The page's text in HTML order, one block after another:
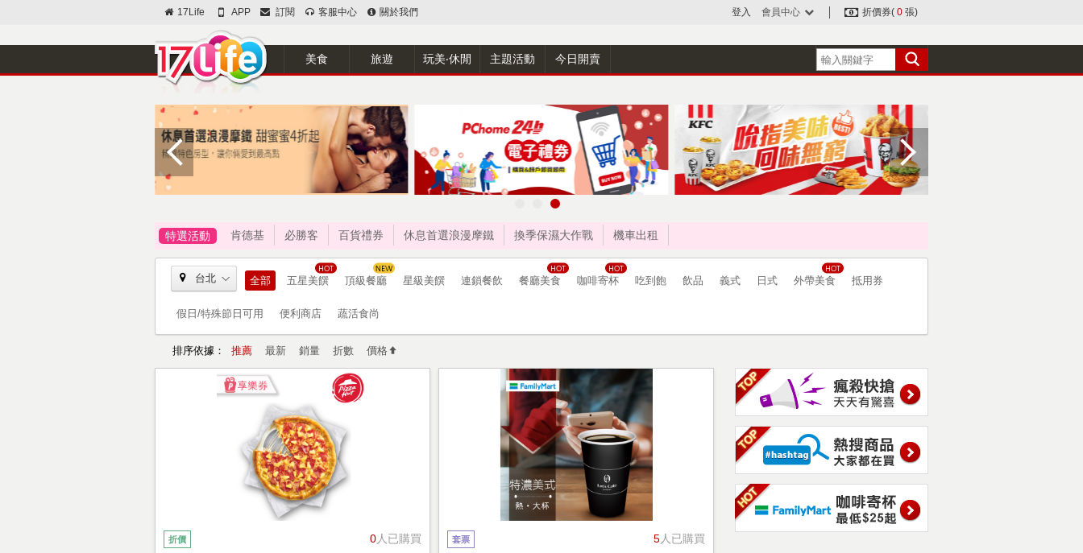
17Life APP 訂閱 客服中心 關於我們 登入 會員中心 折價券( 0 張)
美食 旅遊 玩美‧休閒 主題活動 今日開賣
特選活動 肯德基 必勝客 百貨禮券 休息首選浪漫摩鐵 換季保濕大作戰 機車出租
台北 全部 五星美饌 頂級餐廳 星級美饌 連鎖餐飲 餐廳美食 咖啡寄杯 吃到飽 飲品 義式 日式 外帶美食 抵用券
假日/特殊節日可用 便利商店 蔬活食尚
排序依據： 推薦 最新 銷量 折數 價格
0人已購買
折價 5人已購買
套票